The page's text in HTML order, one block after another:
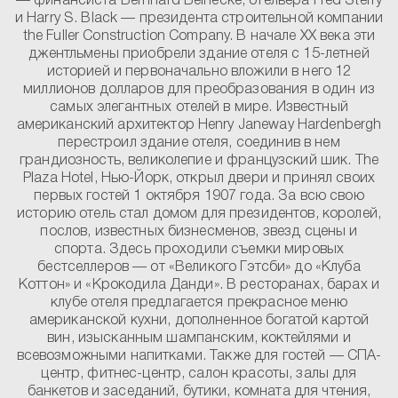
и Harry S. Black — президента строительной компании
the Fuller Construction Company. В начале ХХ века эти
джентльмены приобрели здание отеля с 15-летней
историей и первоначально вложили в него 12
миллионов долларов для преобразования в один из
самых элегантных отелей в мире. Известный
американский архитектор Henry Janeway Hardenbergh
перестроил здание отеля, соединив в нем
грандиозность, великолепие и французский шик. The
Plaza Hotel, Нью-Йорк, открыл двери и принял своих
первых гостей 1 октября 1907 года. За всю свою
историю отель стал домом для президентов, королей,
послов, известных бизнесменов, звезд сцены и
спорта. Здесь проходили съемки мировых
бестселлеров — от «Великого Гэтсби» до «Клуба
Коттон» и «Крокодила Данди». В ресторанах, барах и
клубе отеля предлагается прекрасное меню
американской кухни, дополненное богатой картой
вин, изысканным шампанским, коктейлями и
всевозможными напитками. Также для гостей — СПА-
центр, фитнес-центр, салон красоты, залы для
банкетов и заседаний, бутики, комната для чтения,